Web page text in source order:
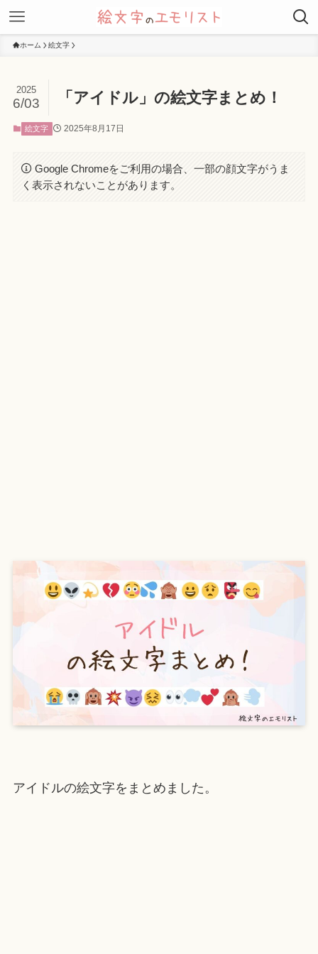
ホーム 絵文字
「アイドル」の絵文字まとめ！
2025
6/03
絵文字 2025年8月17日
Google Chromeをご利用の場合、一部の顔文字がうま
く表示されないことがあります。
アイドルの絵文字をまとめました。